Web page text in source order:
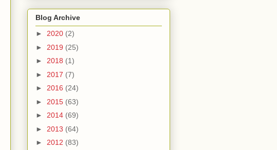
Blog Archive
► 2020 (2)
► 2019 (25)
► 2018 (1)
► 2017 (7)
► 2016 (24)
► 2015 (63)
► 2014 (69)
► 2013 (64)
► 2012 (83)